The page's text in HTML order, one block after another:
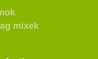
mixek